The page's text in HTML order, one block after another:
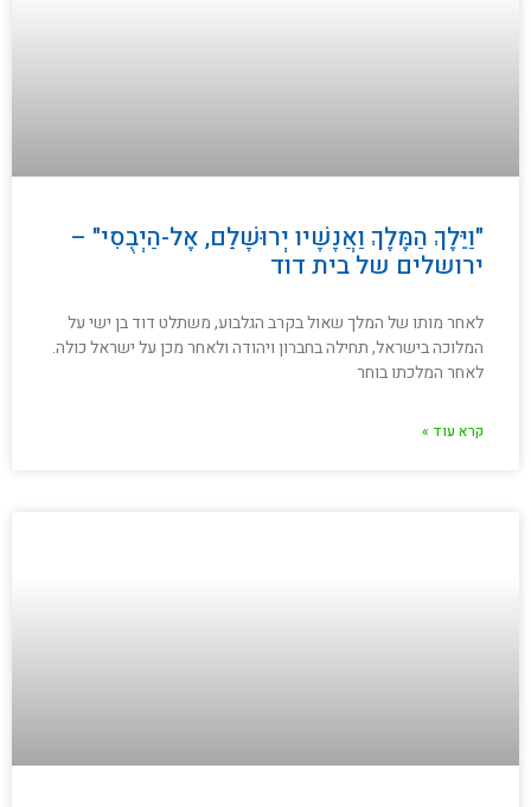
"וַיֵּלֶךְ הַמֶּלֶךְ וַאֲנָשָׁיו יְרוּשָׁלִַם, אֶל-הַיְבֻסִי" –
ירושלים של בית דוד
לאחר מותו של המלך שאול בקרב הגלבוע, משתלט דוד בן ישי על
המלוכה בישראל, תחילה בחברון ויהודה ולאחר מכן על ישראל כולה.
לאחר המלכתו בוחר
קרא עוד »